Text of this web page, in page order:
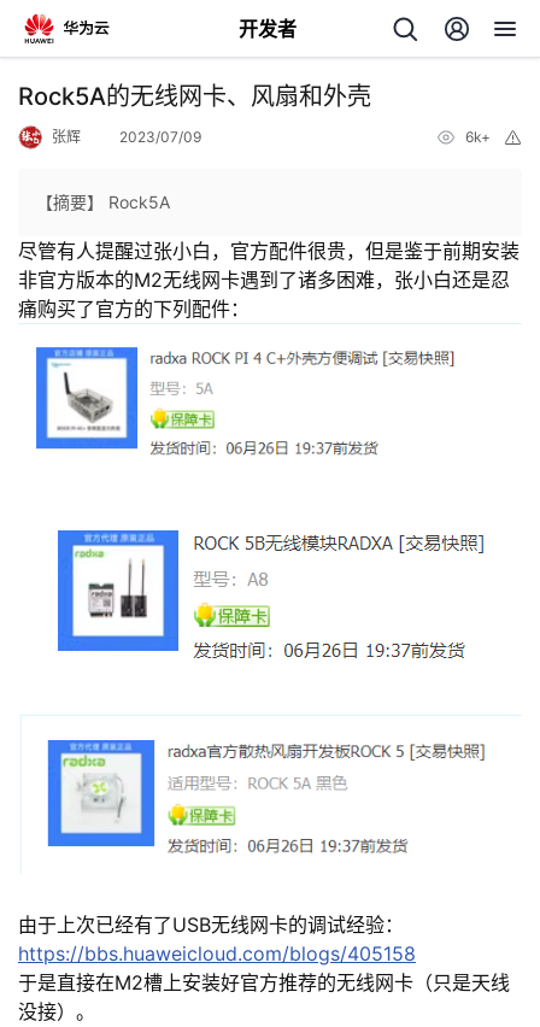
开发者
返
个
人
我
博
的
我
子
直
播
的
活
我
的
我
Rock5A的无线网卡、风扇和外壳
张辉 2023/07/09 6k+
【摘要】 Rock5A
尽管有人提醒过张小白，官方配件很贵，但是鉴于前期安装
非官方版本的M2无线网卡遇到了诸多困难，张小白还是忍
痛购买了官方的下列配件：
由于上次已经有了USB无线网卡的调试经验：
https://bbs.huaweicloud.com/blogs/405158
于是直接在M2槽上安装好官方推荐的无线网卡（只是天线
没接）。